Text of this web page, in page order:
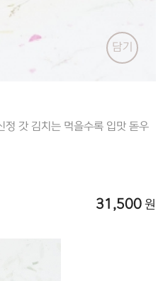
담기
정 갓 김치는 먹을수록 입맛 돋우
31,500 원